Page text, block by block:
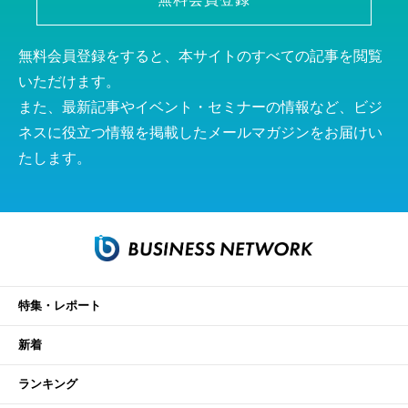
無料会員登録をすると、本サイトのすべての記事を閲覧
いただけます。
また、最新記事やイベント・セミナーの情報など、ビジ
ネスに役立つ情報を掲載したメールマガジンをお届けい
たします。
特集・レポート
新着
ランキング